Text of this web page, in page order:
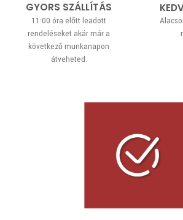
GYORS SZÁLLÍTÁS
11:00 óra előtt leadott
rendeléseket akár már a
következő munkanapon
átveheted.